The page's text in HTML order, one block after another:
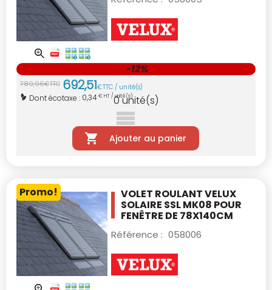
789,96€TTC 692,51€TTC / unité(s)
Dont écotaxe : 0,34€ HT / unité(s)
-12%
0unité(s)
Ajouter au panier
Promo! VOLET ROULANT VELUX
SOLAIRE SSL MK08 POUR
FENÊTRE DE 78X140CM
Référence : 058006